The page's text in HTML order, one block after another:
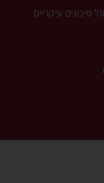
סיכונים עיקריים